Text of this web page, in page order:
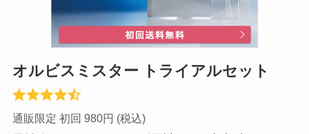
オルビスミスター トライアルセット
通販限定 初回 980円 (税込)